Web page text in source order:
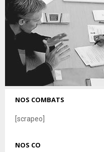
NOS COMBATS
[scrapeo]
NOS CO